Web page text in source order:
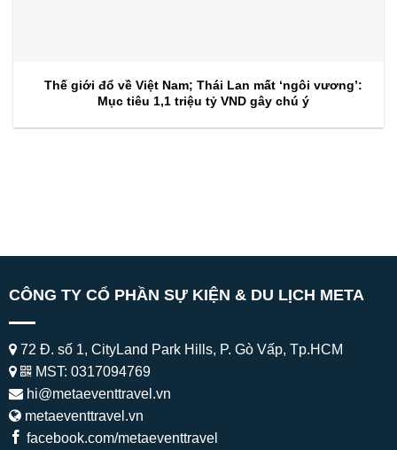
Thế giới đổ về Việt Nam; Thái Lan mất ‘ngôi vương’:
Mục tiêu 1,1 triệu tỷ VND gây chú ý
CÔNG TY CỔ PHẦN SỰ KIỆN & DU LỊCH META
72 Đ. số 1, CityLand Park Hills, P. Gò Vấp, Tp.HCM
MST: 0317094769
hi@metaeventtravel.vn
metaeventtravel.vn
facebook.com/metaeventtravel